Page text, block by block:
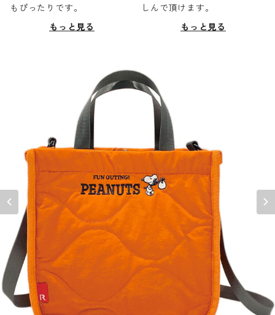
もぴったりです。
もっと見る
しんで頂けます。
もっと見る